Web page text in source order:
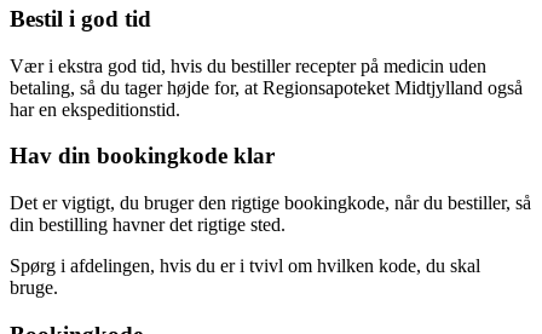
Bestil i god tid
Vær i ekstra god tid, hvis du bestiller recepter på medicin uden
betaling, så du tager højde for, at Regionsapoteket Midtjylland også
har en ekspeditionstid.
Hav din bookingkode klar
Det er vigtigt, du bruger den rigtige bookingkode, når du bestiller, så
din bestilling havner det rigtige sted.
Spørg i afdelingen, hvis du er i tvivl om hvilken kode, du skal
bruge.